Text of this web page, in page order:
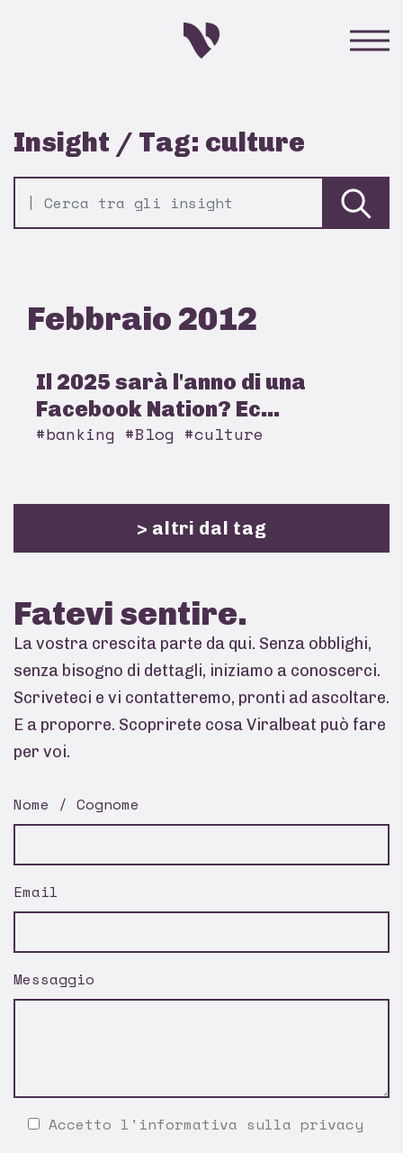
Insight / Tag: culture
Febbraio 2012
Il 2025 sarà l'anno di una
Facebook Nation? Ec...
#banking #Blog #culture
> altri dal tag
Fatevi sentire.
La vostra crescita parte da qui. Senza obblighi,
senza bisogno di dettagli, iniziamo a conoscerci.
Scriveteci e vi contatteremo, pronti ad ascoltare.
E a proporre. Scoprirete cosa Viralbeat può fare
per voi.
Nome / Cognome
Email
Messaggio
Accetto l' informativa sulla privacy